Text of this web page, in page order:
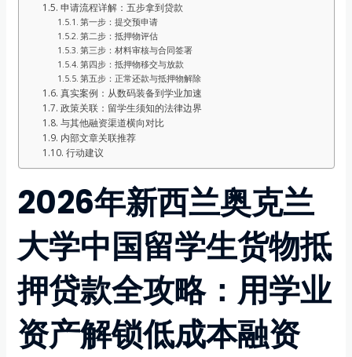
申请流程详解：五步拿到贷款
第一步：提交预申请
第二步：抵押物评估
第三步：材料审核与合同签署
第四步：抵押物移交与放款
第五步：正常还款与抵押物解除
真实案例：从数码装备到学业加速
政策关联：留学生须知的法律边界
与其他融资渠道横向对比
内部文章关联推荐
行动建议
2026年新西兰奥克兰
大学中国留学生货物抵
押贷款全攻略：用学业
资产解锁低成本融资